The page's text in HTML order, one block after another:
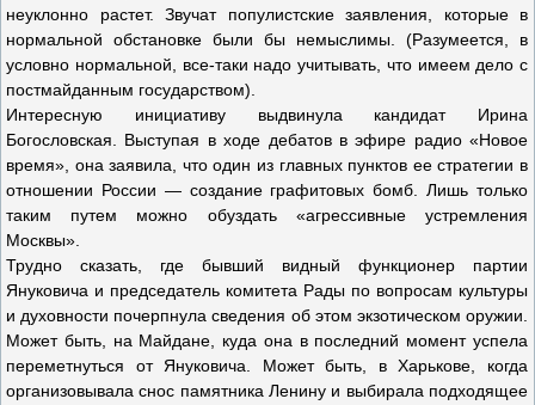
неуклонно растет. Звучат популистские заявления, которые в
нормальной обстановке были бы немыслимы. (Разумеется, в
условно нормальной, все-таки надо учитывать, что имеем дело с
постмайданным государством).
Интересную инициативу выдвинула кандидат Ирина
Богословская. Выступая в ходе дебатов в эфире радио «Новое
время», она заявила, что один из главных пунктов ее стратегии в
отношении России — создание графитовых бомб. Лишь только
таким путем можно обуздать «агрессивные устремления
Москвы».
Трудно сказать, где бывший видный функционер партии
Януковича и председатель комитета Рады по вопросам культуры
и духовности почерпнула сведения об этом экзотическом оружии.
Может быть, на Майдане, куда она в последний момент успела
переметнуться от Януковича. Может быть, в Харькове, когда
организовывала снос памятника Ленину и выбирала подходящее